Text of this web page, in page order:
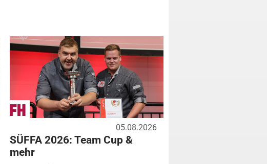
05.08.2026
SÜFFA 2026: Team Cup &
mehr